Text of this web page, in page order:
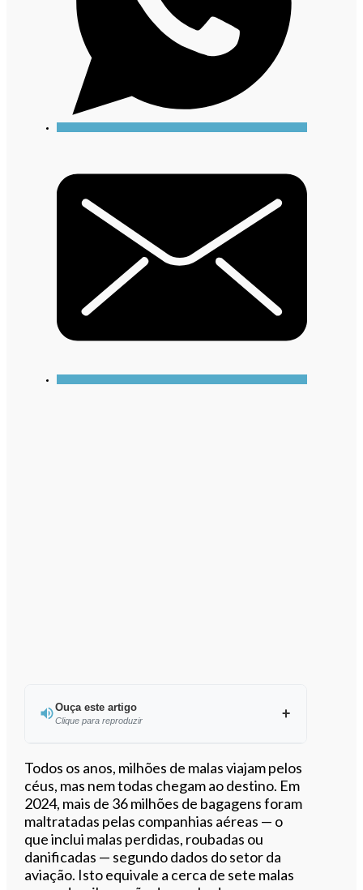
Ouça este artigo
Clique para reproduzir
Ouvir este artigo
Todos os anos, milhões de malas viajam pelos
céus, mas nem todas chegam ao destino. Em
2024, mais de 36 milhões de bagagens foram
maltratadas pelas companhias aéreas — o
que inclui malas perdidas, roubadas ou
danificadas — segundo dados do setor da
aviação. Isto equivale a cerca de sete malas